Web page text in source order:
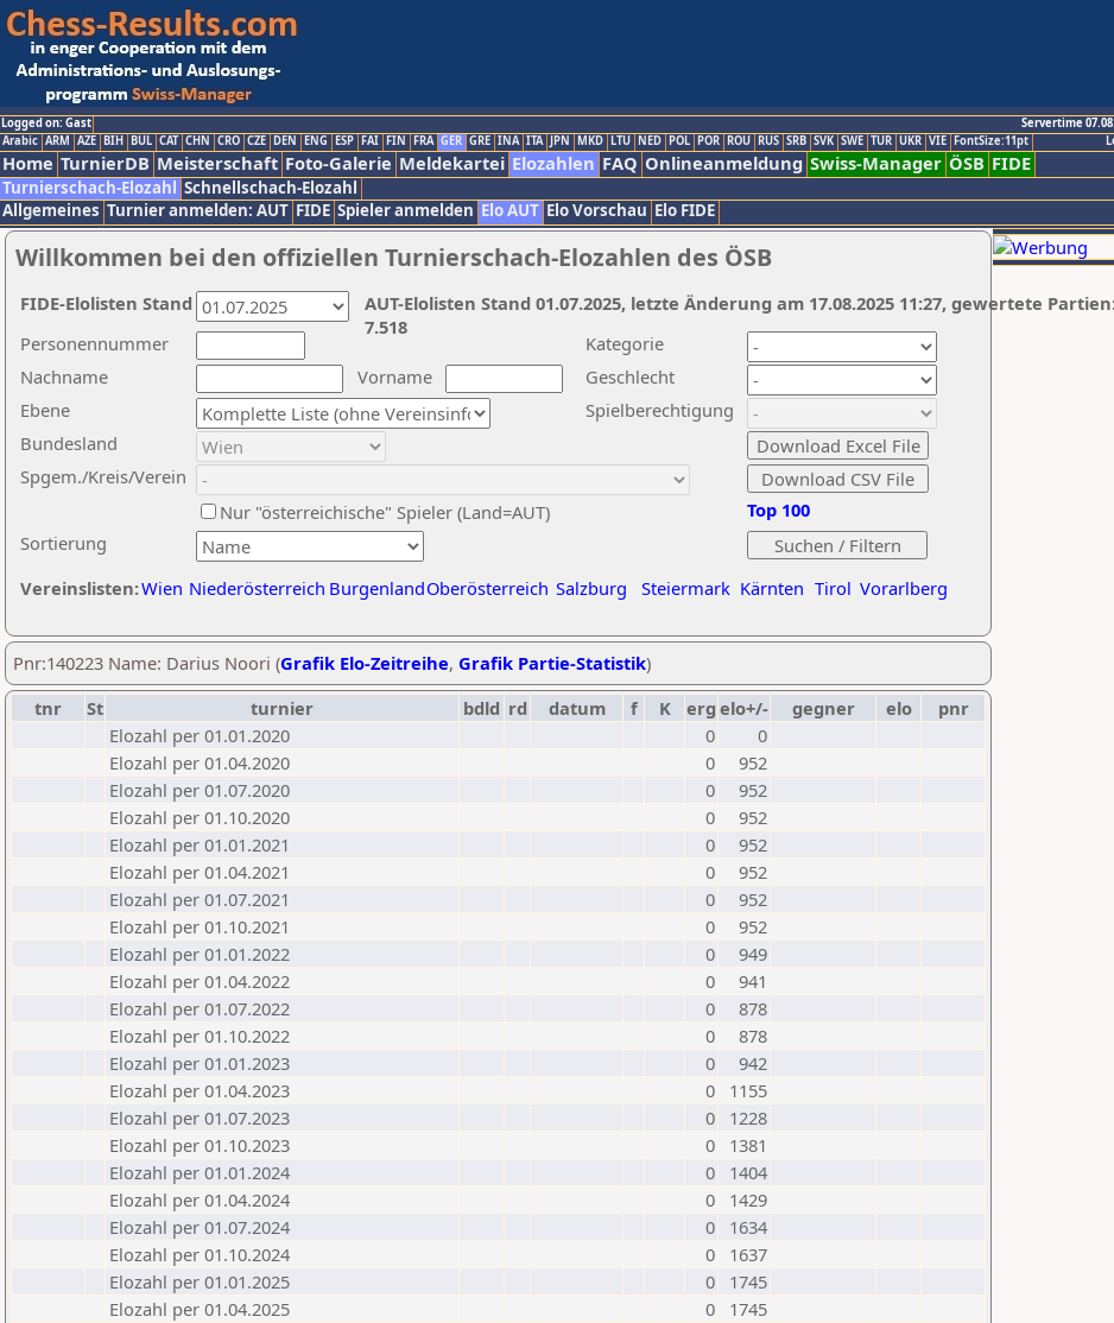
Logged on: Gast
Servertime
Arabic ARM AZE BIH BUL CAT CHN CRO CZE DEN ENG ESP FAI FIN FRA GER GRE INA ITA JPN MKD LTU NED POL POR ROU RUS SRB SVK SWE TUR UKR VIE FontSize:11pt
Home TurnierDB Meisterschaft Foto-Galerie Meldekartei Elozahlen FAQ Onlineanmeldung Swiss-Manager ÖSB FIDE
Turnierschach-Elozahl Schnellschach-Elozahl
Allgemeines Turnier anmelden: AUT FIDE Spieler anmelden Elo AUT Elo Vorschau Elo FIDE
Willkommen bei den offiziellen Turnierschach-Elozahlen des ÖSB
Nachname
Vorname
Ebene
Kategorie
Sortierung
Personennummer
Bundesland
Spgem./Kreis/Verein
Geschlecht
Nur "österreichische" Spieler (Land=AUT)
Spielberechtigung
Vereinslisten:Wien Niederösterreich BurgenlandOberösterreich Salzburg Steiermark Kärnten Tirol Vorarlberg
Top 100
AUT-Elolisten Stand 01.07.2025, letzte Änderung am 17.08.2025 11:27, gewertete
7.518
FIDE-Elolisten Stand
Pnr:140223 Name: Darius Noori (Grafik Elo-Zeitreihe, Grafik Partie-Statistik)
tnr
St turnier bdld rd datum f K erg elo+/- gegner elo
pnr
Elozahl per 01.01.2020
0
0
Elozahl per 01.04.2020
0
952
Elozahl per 01.07.2020
0
952
Elozahl per 01.10.2020
0
952
Elozahl per 01.01.2021
0
952
Elozahl per 01.04.2021
0
952
Elozahl per 01.07.2021
0
952
Elozahl per 01.10.2021
0
952
Elozahl per 01.01.2022
0
949
Elozahl per 01.04.2022
0
941
Elozahl per 01.07.2022
0
878
Elozahl per 01.10.2022
0
878
Elozahl per 01.01.2023
0
942
Elozahl per 01.04.2023
0
1155
Elozahl per 01.07.2023
0
1228
Elozahl per 01.10.2023
0
1381
Elozahl per 01.01.2024
0
1404
Elozahl per 01.04.2024
0
1429
Elozahl per 01.07.2024
0
1634
Elozahl per 01.10.2024
0
1637
Elozahl per 01.01.2025
0
1745
Elozahl per 01.04.2025
0
1745